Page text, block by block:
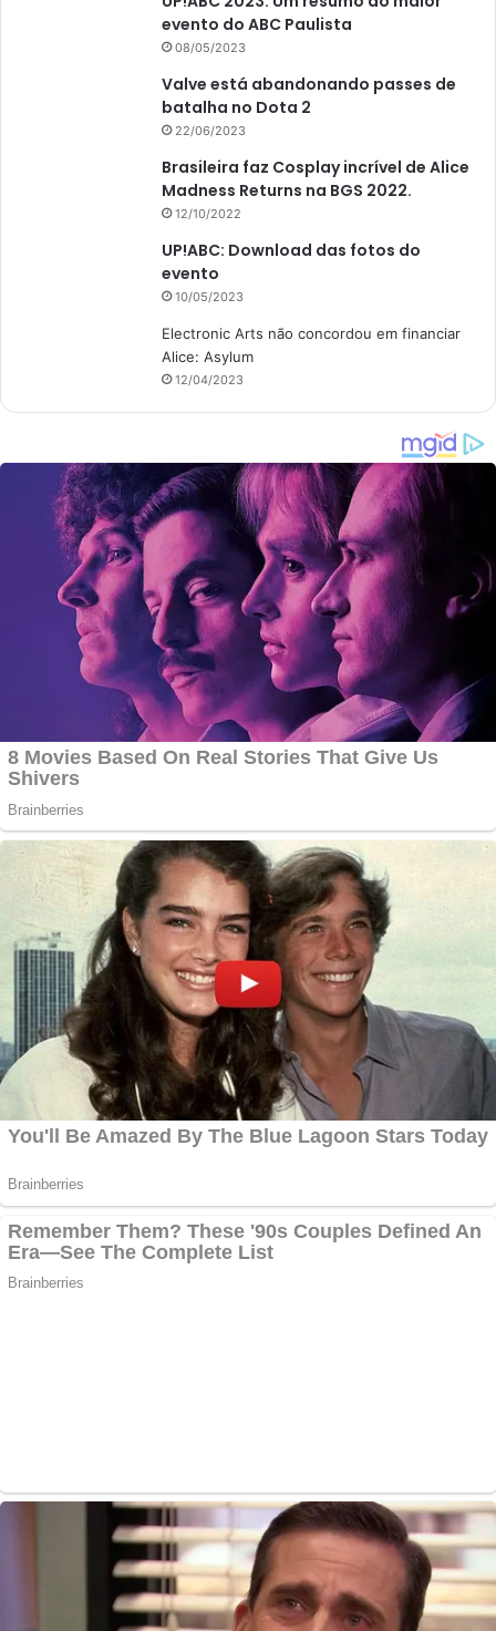
evento do ABC Paulista
08/05/2023
Valve está abandonando passes de
batalha no Dota 2
22/06/2023
Brasileira faz Cosplay incrível de Alice
Madness Returns na BGS 2022.
12/10/2022
UP!ABC: Download das fotos do
evento
10/05/2023
Electronic Arts não concordou em financiar
Alice: Asylum
12/04/2023